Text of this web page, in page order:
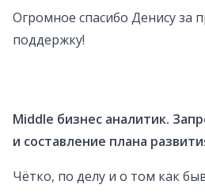
Огромное спасибо Денису за
поддержку!
Middle бизнес аналитик.
и составление плана
Чётко, по делу и о том как